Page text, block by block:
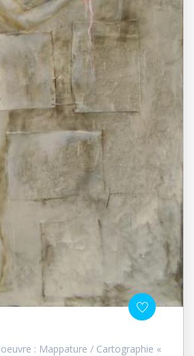
: Mappature / Cartographie «